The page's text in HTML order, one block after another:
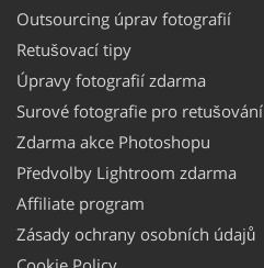
Outsourcing úprav fotografií
Retušovací tipy
Úpravy fotografií zdarma
Surové fotografie pro retušování
Zdarma akce Photoshopu
Předvolby Lightroom zdarma
Affiliate program
Zásady ochrany osobních údajů